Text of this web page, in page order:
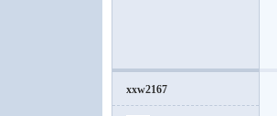
xxw2167